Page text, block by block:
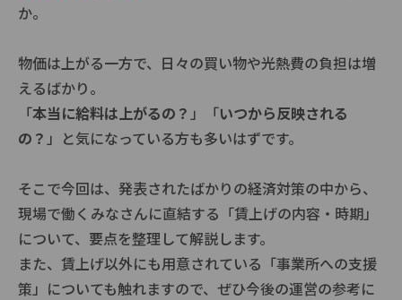
か。
物価は上がる一方で、日々の買い物や光熱費の負担は増
えるばかり。
「本当に給料は上がるの？ 」「いつから反映される
の？ 」と気になっている方も多いはずです。
そこで今回は、発表されたばかりの経済対策の中から、
現場で働くみなさんに直結する「賃上げの内容・時期」
について、要点を整理して解説します。
また、賃上げ以外にも用意されている 「事業所への支援
策」についても触れますので、ぜひ今後の運営の参考に